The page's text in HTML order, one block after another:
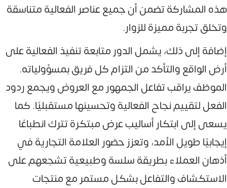
هذه المشاركة تضمن أن جميع عناصر الفعالية متناسقة
وتخلق تجربة مميزة للزوار.
إضافة إلى ذلك، يشمل الدور متابعة تنفيذ الفعالية على
أرض الواقع والتأكد من التزام كل فريق بمسؤولياته.
الموظف يراقب تفاعل الجمهور مع العروض ويجمع ردود
الفعل لتقييم نجاح الفعالية وتحسينها مستقبليًا. كما
يسعى إلى ابتكار أساليب عرض مبتكرة تترك انطباعًا
إيجابيًا طويل الأمد، وتعزز حضور العلامة التجارية في
أذهان العملاء بطريقة سلسة وطبيعية تشجعهم على
الاستكشاف والتفاعل بشكل مستمر مع منتجات